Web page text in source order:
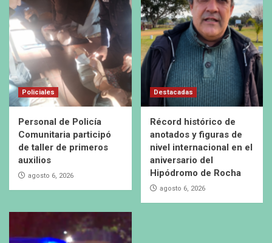
Policiales
Personal de Policía
Comunitaria participó
de taller de primeros
auxilios
agosto 6, 2026
Destacadas
Récord histórico de
anotados y figuras de
nivel internacional en el
aniversario del
Hipódromo de Rocha
agosto 6, 2026